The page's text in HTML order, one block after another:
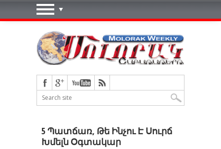
5 Պատճառ, Թե Ինչու Է Սուրճ
Խմելն Օգտակար